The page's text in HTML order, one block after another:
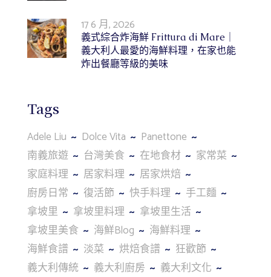
17 6 月, 2026
義式綜合炸海鮮 Frittura di Mare｜
義大利人最愛的海鮮料理，在家也能
炸出餐廳等級的美味
Tags
Adele Liu Dolce Vita
Panettone
南義旅遊
台灣美食 在地食材
家常菜
家庭料理
居家料理
居家烘焙
廚房日常
復活節 快手料理
手工麵
拿坡里
拿坡里料理
拿坡里生活
拿坡里美食
海鮮Blog
海鮮料理
海鮮食譜
淡菜 烘焙食譜
狂歡節
義大利傳統
義大利廚房
義大利文化